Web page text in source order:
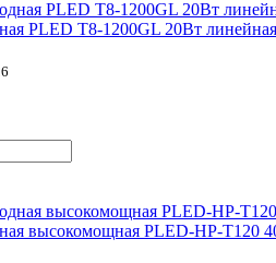
PLED T8-1200GL 20Вт
высокомощная PLED-HP-T120